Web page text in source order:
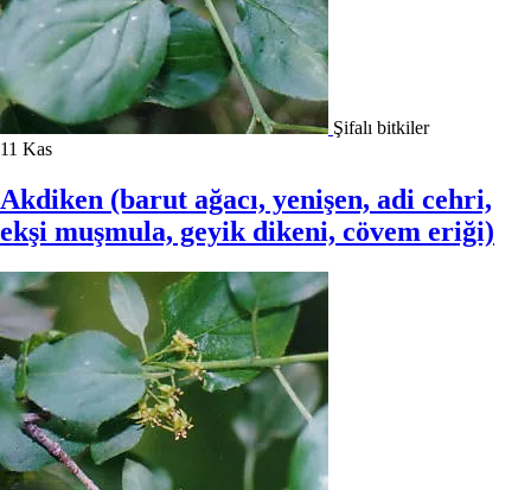
Şifalı bitkiler
11 Kas
Akdiken (barut ağacı, yenişen, adi cehri,
ekşi muşmula, geyik dikeni, cövem eriği)